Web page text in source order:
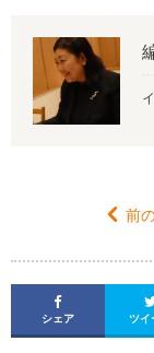
 前

シェア ツイ